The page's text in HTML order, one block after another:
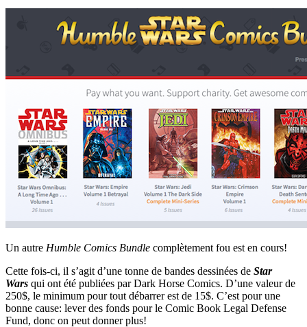
Un autre Humble Comics Bundle complètement fou est en cours!
Cette fois-ci, il s’agit d’une tonne de bandes dessinées de Star
Wars qui ont été publiées par Dark Horse Comics. D’une valeur de
250$, le minimum pour tout débarrer est de 15$. C’est pour une
bonne cause: lever des fonds pour le Comic Book Legal Defense
Fund, donc on peut donner plus!